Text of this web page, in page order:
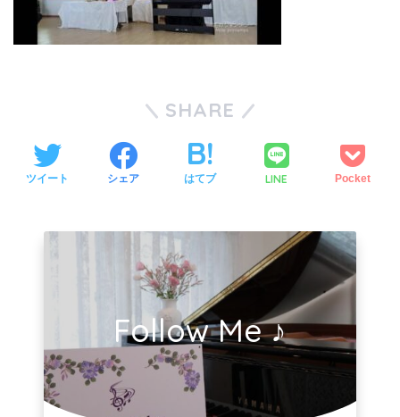
SHARE
ツイート シェア はてブ LINE Pocket
Follow Me ♪